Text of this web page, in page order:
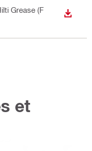
Grease (F
et